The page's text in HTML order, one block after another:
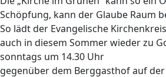
Schöpfung, kann der Glaube Raum
So lädt der Evangelische
auch in diesem Sommer wieder zu
sonntags um 14.30 Uhr
gegenüber dem Berggasthof auf